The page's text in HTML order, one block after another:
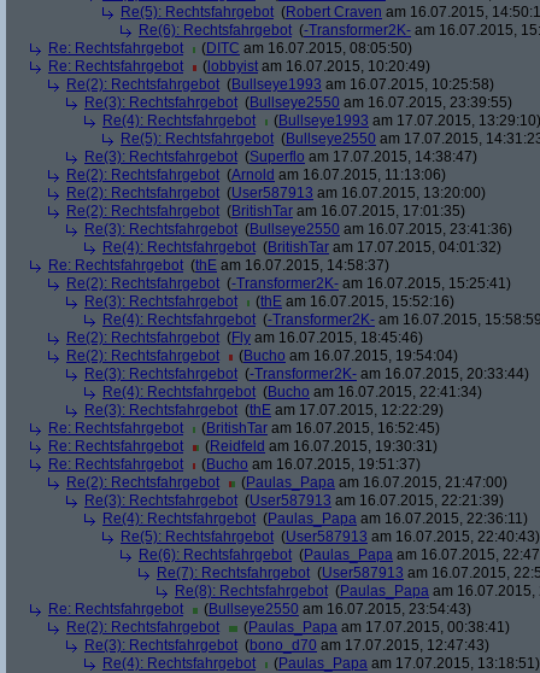
Re(5): Rechtsfahrgebot (Robert Craven am 16.07.2015,
Re(6): Rechtsfahrgebot (-Transformer2K- am 16.07.2015,
Re: Rechtsfahrgebot
(DITC am 16.07.2015, 08:05:50)
Re: Rechtsfahrgebot
( lobbyist am 16.07.2015, 10:20:49)
Re(2): Rechtsfahrgebot (Bullseye1993 am 16.07.2015, 10:25:58)
Re(3): Rechtsfahrgebot (Bullseye2550 am 16.07.2015, 23:39:55)
Re(4): Rechtsfahrgebot
(Bullseye1993 am 17.07.2015, 13:29:10)
Re(5): Rechtsfahrgebot (Bullseye2550 am 17.07.2015,
Re(3): Rechtsfahrgebot (Superflo am 17.07.2015, 14:38:47)
Re(2): Rechtsfahrgebot (Arnold am 16.07.2015, 11:13:06)
Re(2): Rechtsfahrgebot (User587913 am 16.07.2015, 13:20:00)
Re(2): Rechtsfahrgebot (BritishTar am 16.07.2015, 17:01:35)
Re(3): Rechtsfahrgebot (Bullseye2550 am 16.07.2015, 23:41:36)
Re(4): Rechtsfahrgebot (BritishTar am 17.07.2015, 04:01:32)
Re: Rechtsfahrgebot (thE am 16.07.2015, 14:58:37)
Re(2): Rechtsfahrgebot (-Transformer2K- am 16.07.2015, 15:25:41)
Re(3): Rechtsfahrgebot
(thE am 16.07.2015, 15:52:16)
Re(4): Rechtsfahrgebot (-Transformer2K- am 16.07.2015,
Re(2): Rechtsfahrgebot (Fly am 16.07.2015, 18:45:46)
Re(2): Rechtsfahrgebot
(Bucho am 16.07.2015, 19:54:04)
Re(3): Rechtsfahrgebot (-Transformer2K- am 16.07.2015, 20:33:44)
Re(4): Rechtsfahrgebot (Bucho am 16.07.2015, 22:41:34)
Re(3): Rechtsfahrgebot (thE am 17.07.2015, 12:22:29)
Re: Rechtsfahrgebot
(BritishTar am 16.07.2015, 16:52:45)
Re: Rechtsfahrgebot
(Reidfeld am 16.07.2015, 19:30:31)
Re: Rechtsfahrgebot
(Bucho am 16.07.2015, 19:51:37)
Re(2): Rechtsfahrgebot
(Paulas_Papa am 16.07.2015, 21:47:00)
Re(3): Rechtsfahrgebot (User587913 am 16.07.2015, 22:21:39)
Re(4): Rechtsfahrgebot (Paulas_Papa am 16.07.2015, 22:36:11)
Re(5): Rechtsfahrgebot (User587913 am 16.07.2015, 22:40:43)
Re(6): Rechtsfahrgebot (Paulas_Papa am 16.07.2015,
Re(7): Rechtsfahrgebot (User587913 am 16.07.2015,
Re(8): Rechtsfahrgebot (Paulas_Papa am 16.07.2015,
Re: Rechtsfahrgebot
(Bullseye2550 am 16.07.2015, 23:54:43)
Re(2): Rechtsfahrgebot
(Paulas_Papa am 17.07.2015, 00:38:41)
Re(3): Rechtsfahrgebot (bono_d70 am 17.07.2015, 12:47:43)
Re(4): Rechtsfahrgebot
(Paulas_Papa am 17.07.2015, 13:18:51)